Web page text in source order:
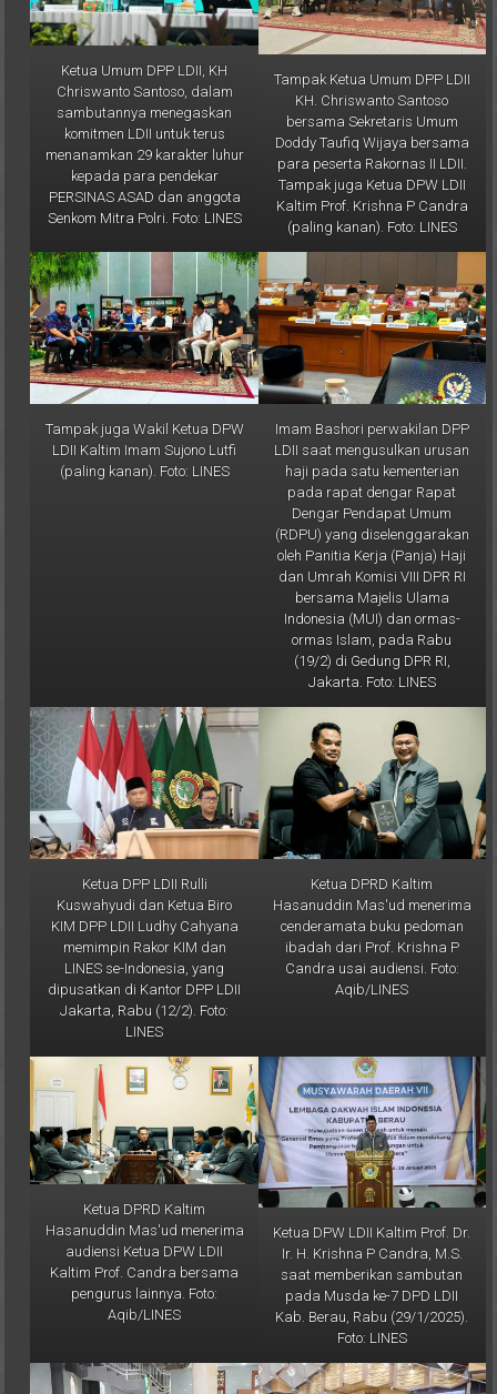
Ketua Umum DPP LDII, KH
Chriswanto Santoso, dalam
sambutannya menegaskan
komitmen LDII untuk terus
menanamkan 29 karakter luhur
kepada para pendekar
PERSINAS ASAD dan anggota
Senkom Mitra Polri. Foto: LINES
Tampak Ketua Umum DPP LDII
KH. Chriswanto Santoso
bersama Sekretaris Umum
Doddy Taufiq Wijaya bersama
para peserta Rakornas II LDII.
Tampak juga Ketua DPW LDII
Kaltim Prof. Krishna P Candra
(paling kanan). Foto: LINES
Tampak juga Wakil Ketua DPW
LDII Kaltim Imam Sujono Lutfi
(paling kanan). Foto: LINES
Imam Bashori perwakilan DPP
LDII saat mengusulkan urusan
haji pada satu kementerian
pada rapat dengar Rapat
Dengar Pendapat Umum
(RDPU) yang diselenggarakan
oleh Panitia Kerja (Panja) Haji
dan Umrah Komisi VIII DPR RI
bersama Majelis Ulama
Indonesia (MUI) dan ormas-
ormas Islam, pada Rabu
(19/2) di Gedung DPR RI,
Jakarta. Foto: LINES
Ketua DPP LDII Rulli
Kuswahyudi dan Ketua Biro
KIM DPP LDII Ludhy Cahyana
memimpin Rakor KIM dan
LINES se-Indonesia, yang
dipusatkan di Kantor DPP LDII
Jakarta, Rabu (12/2). Foto:
LINES
Ketua DPRD Kaltim
Hasanuddin Mas'ud menerima
cenderamata buku pedoman
ibadah dari Prof. Krishna P
Candra usai audiensi. Foto:
Aqib/LINES
Ketua DPRD Kaltim
Hasanuddin Mas'ud menerima
audiensi Ketua DPW LDII
Kaltim Prof. Candra bersama
pengurus lainnya. Foto:
Aqib/LINES
Ketua DPW LDII Kaltim Prof. Dr.
Ir. H. Krishna P Candra, M.S.
saat memberikan sambutan
pada Musda ke-7 DPD LDII
Kab. Berau, Rabu (29/1/2025).
Foto: LINES